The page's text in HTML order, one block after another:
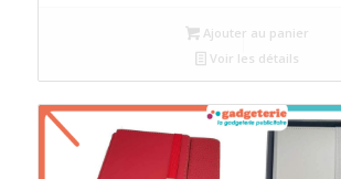
Ajouter au panier
Voir les détails